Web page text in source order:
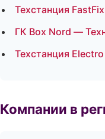
Техстанция
ГК Box Nord —
Техстанция
Компании в